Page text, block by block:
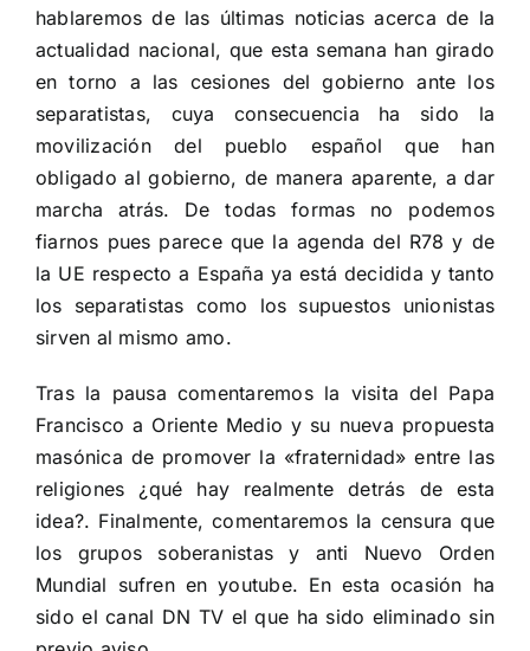
hablaremos de las últimas noticias acerca de la
actualidad nacional, que esta semana han girado
en torno a las cesiones del gobierno ante los
separatistas, cuya consecuencia ha sido la
movilización del pueblo español que han
obligado al gobierno, de manera aparente, a dar
marcha atrás. De todas formas no podemos
fiarnos pues parece que la agenda del R78 y de
la UE respecto a España ya está decidida y tanto
los separatistas como los supuestos unionistas
sirven al mismo amo.
Tras la pausa comentaremos la visita del Papa
Francisco a Oriente Medio y su nueva propuesta
masónica de promover la «fraternidad» entre las
religiones ¿qué hay realmente detrás de esta
idea?. Finalmente, comentaremos la censura que
los grupos soberanistas y anti Nuevo Orden
Mundial sufren en youtube. En esta ocasión ha
sido el canal DN TV el que ha sido eliminado sin